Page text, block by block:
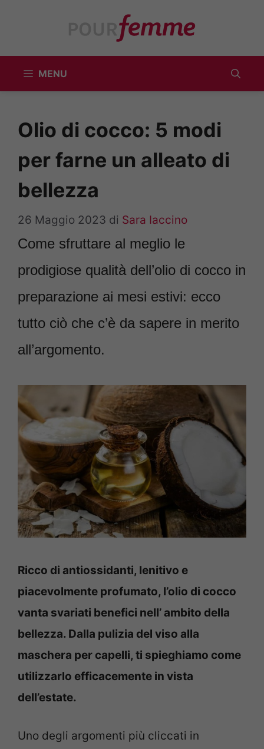
MENU
Olio di cocco: 5 modi
per farne un alleato di
bellezza
26 Maggio 2023 di Sara Iaccino
Come sfruttare al meglio le
prodigiose qualità dell’olio di cocco in
preparazione ai mesi estivi: ecco
tutto ciò che c’è da sapere in merito
all’argomento.
Ricco di antiossidanti, lenitivo e
piacevolmente profumato, l’olio di cocco
vanta svariati benefici nell’ ambito della
bellezza. Dalla pulizia del viso alla
maschera per capelli, ti spieghiamo come
utilizzarlo efficacemente in vista
dell’estate.
Uno degli argomenti più cliccati in